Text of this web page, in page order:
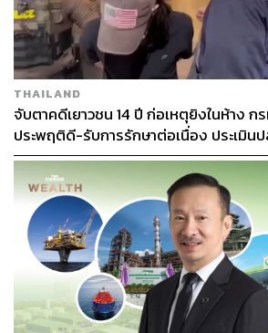
THAILAND
จับตาคดีเยาวชน 14 ปี ก่อเหตุยิงในห้าง
ประพฤติดี-รับการรักษาต่อเนื่อง ประเมิน